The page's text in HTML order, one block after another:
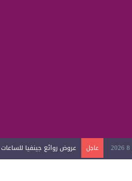
عاجل عروض روائع جينفيا للساعات